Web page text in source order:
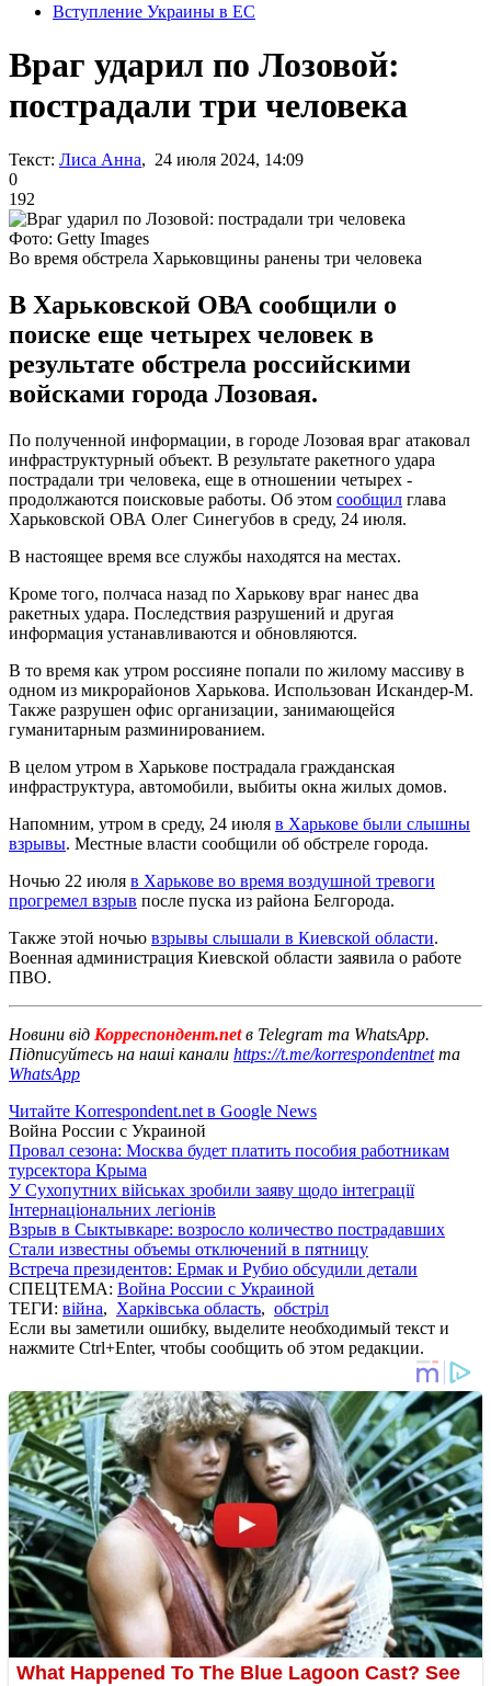
Вступление Украины в ЕС
Враг ударил по Лозовой:
пострадали три человека
Текст: Лиса Анна, 24 июля 2024, 14:09
0
192
Фото: Getty Images
Во время обстрела Харьковщины ранены три человека
В Харьковской ОВА сообщили о
поиске еще четырех человек в
результате обстрела российскими
войсками города Лозовая.
По полученной информации, в городе Лозовая враг атаковал
инфраструктурный объект. В результате ракетного удара
пострадали три человека, еще в отношении четырех -
продолжаются поисковые работы. Об этом сообщил глава
Харьковской ОВА Олег Синегубов в среду, 24 июля.
В настоящее время все службы находятся на местах.
Кроме того, полчаса назад по Харькову враг нанес два
ракетных удара. Последствия разрушений и другая
информация устанавливаются и обновляются.
В то время как утром россияне попали по жилому массиву в
одном из микрорайонов Харькова. Использован Искандер-М.
Также разрушен офис организации, занимающейся
гуманитарным разминированием.
В целом утром в Харькове пострадала гражданская
инфраструктура, автомобили, выбиты окна жилых домов.
Напомним, утром в среду, 24 июля в Харькове были слышны
взрывы. Местные власти сообщили об обстреле города.
Ночью 22 июля в Харькове во время воздушной тревоги
прогремел взрыв после пуска из района Белгорода.
Также этой ночью взрывы слышали в Киевской области.
Военная администрация Киевской области заявила о работе
ПВО.
Новини від Корреспондент.netв Telegram та WhatsApp.
Підписуйтесь на наші канали https://t.me/korrespondentnetта
WhatsApp
Читайте Korrespondent.net в Google News
Война России с Украиной
Провал сезона: Москва будет платить пособия работникам
турсектора Крыма
У Сухопутних військах зробили заяву щодо інтеграції
Інтернаціональних легіонів
Взрыв в Сыктывкаре: возросло количество пострадавших
Стали известны объемы отключений в пятницу
Встреча президентов: Ермак и Рубио обсудили детали
СПЕЦТЕМА: Война России с Украиной
ТЕГИ: війна, Харківська область, обстріл
Если вы заметили ошибку, выделите необходимый текст и
нажмите Ctrl+Enter, чтобы сообщить об этом редакции.